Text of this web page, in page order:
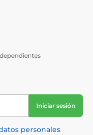
Iniciar sesión
personales